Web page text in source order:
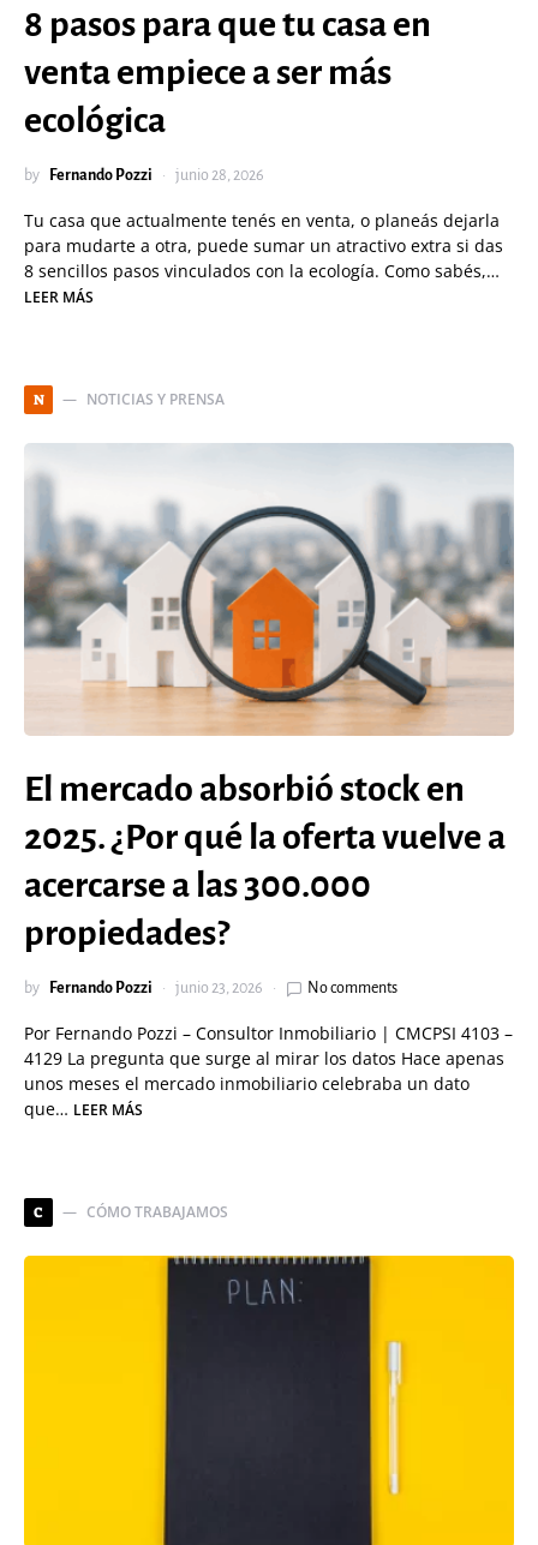
8 pasos para que tu casa en
venta empiece a ser más
ecológica
by Fernando Pozzi junio 28, 2026
Tu casa que actualmente tenés en venta, o planeás dejarla
para mudarte a otra, puede sumar un atractivo extra si das
8 sencillos pasos vinculados con la ecología. Como sabés,…
LEER MÁS
N NOTICIAS Y PRENSA
El mercado absorbió stock en
2025. ¿Por qué la oferta vuelve a
acercarse a las 300.000
propiedades?
by Fernando Pozzi junio 23, 2026 No comments
Por Fernando Pozzi – Consultor Inmobiliario | CMCPSI 4103 –
4129 La pregunta que surge al mirar los datos Hace apenas
unos meses el mercado inmobiliario celebraba un dato
que… LEER MÁS
C CÓMO TRABAJAMOS